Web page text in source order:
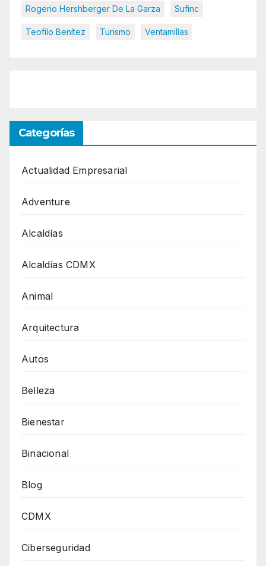
Rogerio Hershberger De La Garza Sufinc
Teofilo Benítez Turismo Ventamillas
Categorías
Actualidad Empresarial
Adventure
Alcaldías
Alcaldías CDMX
Animal
Arquitectura
Autos
Belleza
Bienestar
Binacional
Blog
CDMX
Ciberseguridad